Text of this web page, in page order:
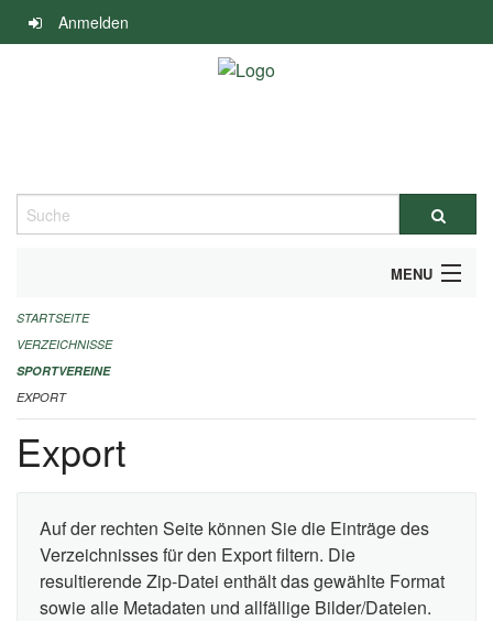
Navigation
überspringen
Anmelden
Suche
MENU
ALLGEMEINE INFORMATIONEN
FINANZIELLE UNTERSTÜTZUNG BENÖTIGT?
KONTAKT
STARTSEITE
VERZEICHNISSE
SPORTVEREINE
EXPORT
Export
Auf der rechten Seite können Sie die Einträge des
Verzeichnisses für den Export filtern. Die
resultierende Zip-Datei enthält das gewählte Format
sowie alle Metadaten und allfällige Bilder/Dateien.